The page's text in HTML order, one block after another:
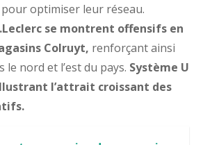
optimiser leur réseau.
se montrent offensifs en
Colruyt, renforçant ainsi
le nord et l’est du pays. Système U
l’attrait croissant des